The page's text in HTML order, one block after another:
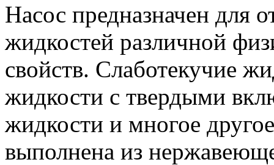
Насос предназначен для
жидкостей различной
свойств. Слаботекучие
жидкости с твердыми
жидкости и многое
выполнена из